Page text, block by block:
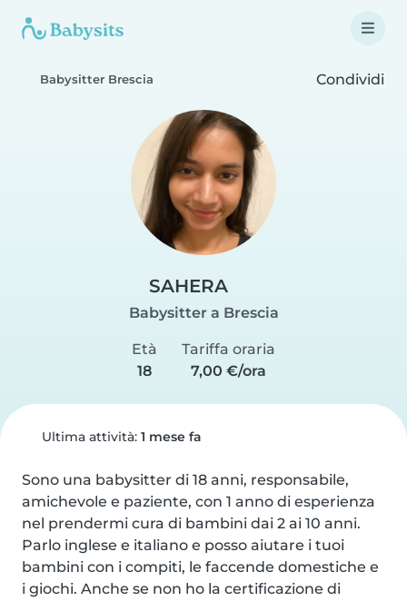
Babysitter Brescia Condividi
SAHERA
Babysitter a Brescia
Età
18
Tariffa oraria
7,00 €/ora
Ultima attività: 1 mese fa
Sono una babysitter di 18 anni, responsabile,
amichevole e paziente, con 1 anno di esperienza
nel prendermi cura di bambini dai 2 ai 10 anni.
Parlo inglese e italiano e posso aiutare i tuoi
bambini con i compiti, le faccende domestiche e
i giochi. Anche se non ho la certificazione di